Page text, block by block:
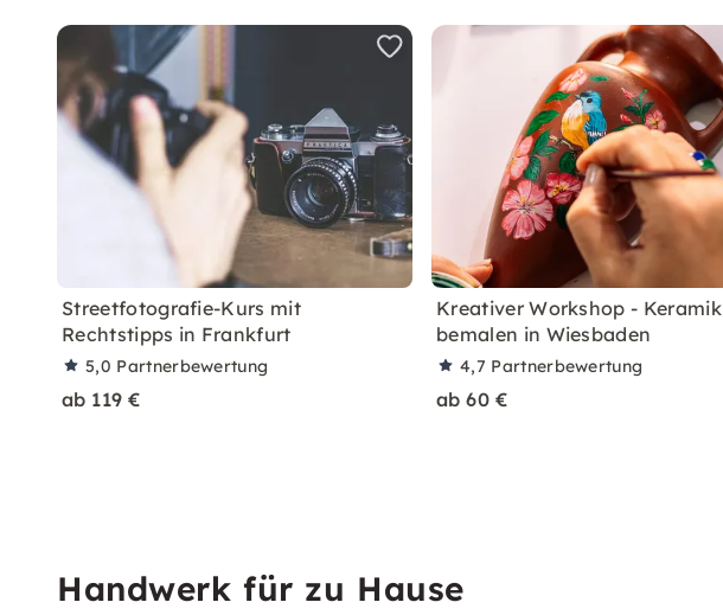
Streetfotografie-Kurs mit
Rechtstipps in Frankfurt
5,0 Partnerbewertung
ab 119 €
Kreativer Workshop - Keramik
bemalen in Wiesbaden
4,7 Partnerbewertung
ab 60 €
Handwerk für zu Hause